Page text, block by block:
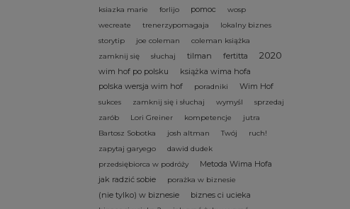
ksiazka marie
forlijo pomoc
wosp
wecreate
trenerzypomagaja
lokalny biznes
storytip
joe coleman
coleman książka
zamknij się
słuchaj tilman fertitta 2020
wim hof po polsku
książka wima hofa
polska wersja wim hof
poradniki Wim Hof
sukces zamknij się i słuchaj wymyśl
sprzedaj
zarób
Lori Greiner kompetencje
jutra
Bartosz Sobotka
josh altman Twój
ruch!
zapytaj garyego
dawid dudek
przedsiębiorca w podróży
Metoda Wima Hofa
jak radzić sobie
porażka w biznesie
(nie tylko) w biznesie biznes ci ucieka